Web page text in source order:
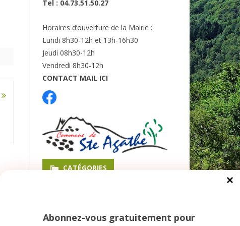
Tel : 04.73.51.50.27
Horaires d’ouverture de la Mairie :
Lundi 8h30-12h et 13h-16h30
Jeudi 08h30-12h
Vendredi 8h30-12h
CONTACT MAIL ICI
CATÉGORIES
Évènements
Abonnez-vous gratuitement pour